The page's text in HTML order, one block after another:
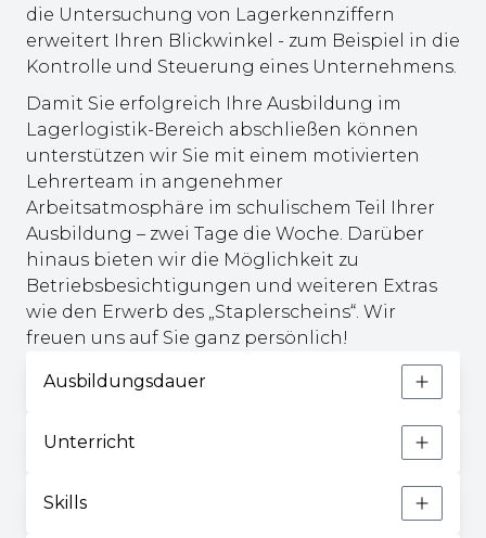
die Untersuchung von Lagerkennziffern
erweitert Ihren Blickwinkel - zum Beispiel in die
Kontrolle und Steuerung eines Unternehmens.
Damit Sie erfolgreich Ihre Ausbildung im
Lagerlogistik-Bereich abschließen können
unterstützen wir Sie mit einem motivierten
Lehrerteam in angenehmer
Arbeitsatmosphäre im schulischem Teil Ihrer
Ausbildung – zwei Tage die Woche. Darüber
hinaus bieten wir die Möglichkeit zu
Betriebsbesichtigungen und weiteren Extras
wie den Erwerb des „Staplerscheins“. Wir
freuen uns auf Sie ganz persönlich!
Ausbildungsdauer
Unterricht
Skills